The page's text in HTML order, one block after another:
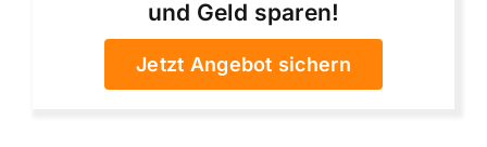
und Geld sparen!
Jetzt Angebot sichern